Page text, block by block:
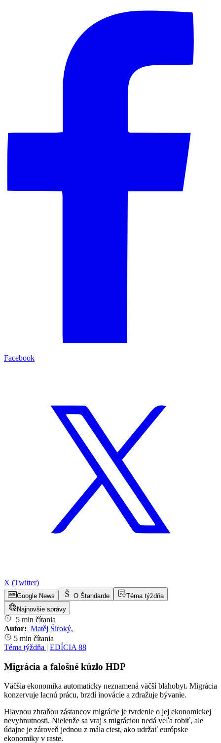
Facebook
X (Twitter)
Google News O Štandarde
Téma týždňa
Najnovšie správy
5 min čítania
Autor: Matěj Široký,
5 min čítania
Téma týždňa | EDÍCIA 88
Migrácia a falošné kúzlo HDP
Väčšia ekonomika automaticky neznamená väčší blahobyt. Migrácia
konzervuje lacnú prácu, brzdí inovácie a zdražuje bývanie.
Hlavnou zbraňou zástancov migrácie je tvrdenie o jej ekonomickej
nevyhnutnosti. Nielenže sa vraj s migráciou nedá veľa robiť, ale
údajne je zároveň jednou z mála ciest, ako udržať európske
ekonomiky v raste.